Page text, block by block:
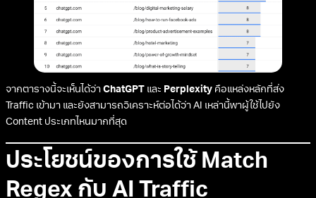
จากตารางนี้จะเห็นได้ว่า ChatGPT และ Perplexity คือแหล่งหลักที่ส่ง
Traffic เข้ามา และยังสามารถวิเคราะห์ต่อได้ว่า AI เหล่านี้พาผู้ใช้ไปยัง
Content ประเภทไหนมากที่สุด
ประโยชน์ของการใช้ Match
Regex กับ AI Traffic